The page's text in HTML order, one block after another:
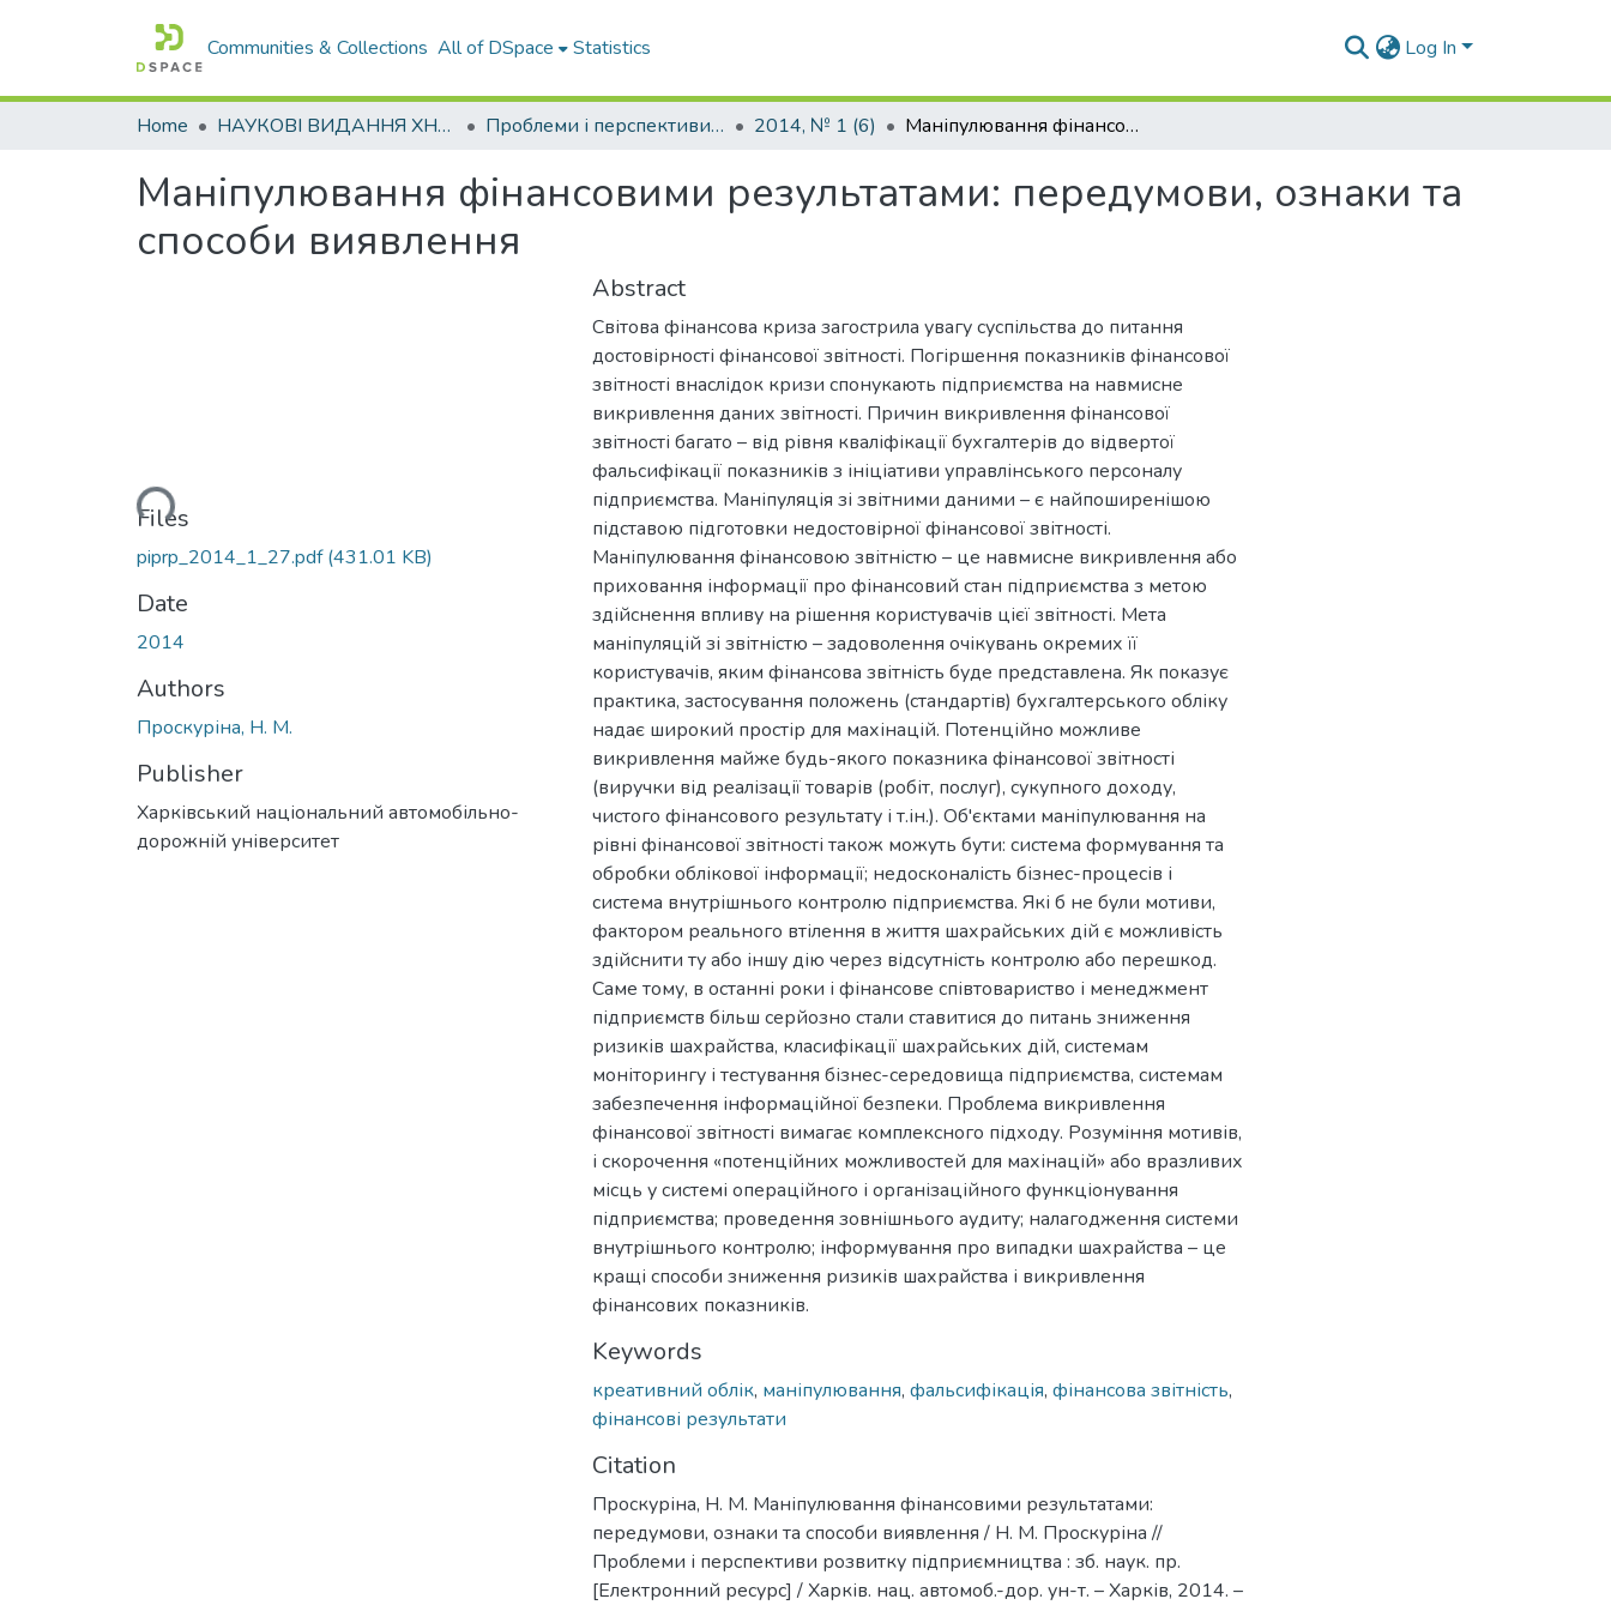
Communities & Collections All of DSpace Statistics Log In
Home НАУКОВІ ВИДАННЯ ХНАДУ Проблеми і перспективи розвитку підприємництва 2014, № 1 (6) Маніпулювання фінансовими результатами: передумови, ознаки та способи виявлення
Маніпулювання фінансовими результатами: передумови, ознаки та
способи виявлення
Loading...
Files
piprp_2014_1_27.pdf(431.01 KB)
Date
2014
Authors
Проскуріна, Н. М.
Publisher
Харківський національний автомобільно-
дорожній університет
Abstract
Світова фінансова криза загострила увагу суспільства до питання
достовірності фінансової звітності. Погіршення показників фінансової
звітності внаслідок кризи спонукають підприємства на навмисне
викривлення даних звітності. Причин викривлення фінансової
звітності багато – від рівня кваліфікації бухгалтерів до відвертої
фальсифікації показників з ініціативи управлінського персоналу
підприємства. Маніпуляція зі звітними даними – є найпоширенішою
підставою підготовки недостовірної фінансової звітності.
Маніпулювання фінансовою звітністю – це навмисне викривлення або
приховання інформації про фінансовий стан підприємства з метою
здійснення впливу на рішення користувачів цієї звітності. Мета
маніпуляцій зі звітністю – задоволення очікувань окремих її
користувачів, яким фінансова звітність буде представлена. Як показує
практика, застосування положень (стандартів) бухгалтерського обліку
надає широкий простір для махінацій. Потенційно можливе
викривлення майже будь-якого показника фінансової звітності
(виручки від реалізації товарів (робіт, послуг), сукупного доходу,
чистого фінансового результату і т.ін.). Об'єктами маніпулювання на
рівні фінансової звітності також можуть бути: система формування та
обробки облікової інформації; недосконалість бізнес-процесів і
система внутрішнього контролю підприємства. Які б не були мотиви,
фактором реального втілення в життя шахрайських дій є можливість
здійснити ту або іншу дію через відсутність контролю або перешкод.
Саме тому, в останні роки і фінансове співтовариство і менеджмент
підприємств більш серйозно стали ставитися до питань зниження
ризиків шахрайства, класифікації шахрайських дій, системам
моніторингу і тестування бізнес-середовища підприємства, системам
забезпечення інформаційної безпеки. Проблема викривлення
фінансової звітності вимагає комплексного підходу. Розуміння мотивів,
і скорочення «потенційних можливостей для махінацій» або вразливих
місць у системі операційного і організаційного функціонування
підприємства; проведення зовнішнього аудиту; налагодження системи
внутрішнього контролю; інформування про випадки шахрайства – це
кращі способи зниження ризиків шахрайства і викривлення
фінансових показників.
Keywords
креативний облік, маніпулювання, фальсифікація, фінансова звітність,
фінансові результати
Citation
Проскуріна, Н. М. Маніпулювання фінансовими результатами:
передумови, ознаки та способи виявлення / Н. М. Проскуріна //
Проблеми і перспективи розвитку підприємництва : зб. наук. пр.
[Електронний ресурс] / Харків. нац. автомоб.-дор. ун-т. – Харків, 2014. –